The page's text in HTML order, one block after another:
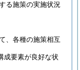
る施策の実施状況
、各種の施策相互
成要素が良好な状